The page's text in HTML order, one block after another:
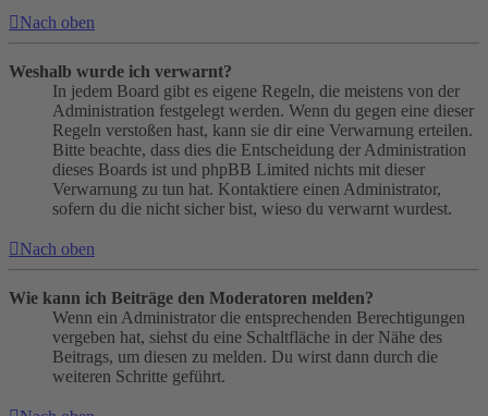
Nach oben
Weshalb wurde ich verwarnt?
In jedem Board gibt es eigene Regeln, die meistens von der
Administration festgelegt werden. Wenn du gegen eine dieser
Regeln verstoßen hast, kann sie dir eine Verwarnung erteilen.
Bitte beachte, dass dies die Entscheidung der Administration
dieses Boards ist und phpBB Limited nichts mit dieser
Verwarnung zu tun hat. Kontaktiere einen Administrator,
sofern du die nicht sicher bist, wieso du verwarnt wurdest.
Nach oben
Wie kann ich Beiträge den Moderatoren melden?
Wenn ein Administrator die entsprechenden Berechtigungen
vergeben hat, siehst du eine Schaltfläche in der Nähe des
Beitrags, um diesen zu melden. Du wirst dann durch die
weiteren Schritte geführt.